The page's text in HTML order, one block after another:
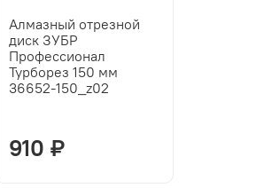
Алмазный отрезной
диск ЗУБР
Профессионал
Турборез 150 мм
36652-150_z02
910 ₽